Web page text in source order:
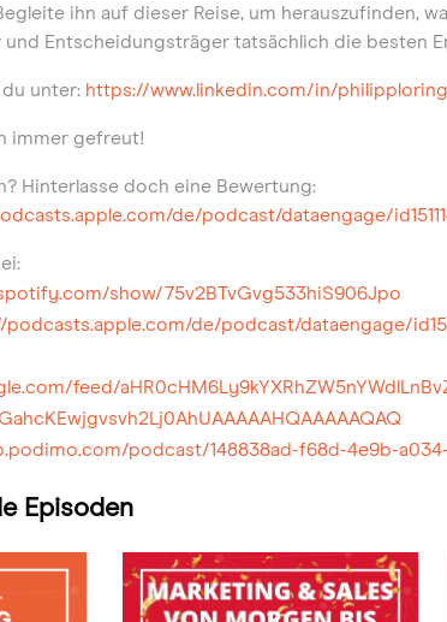
ihn auf dieser Reise, um herauszufinden,
und Entscheidungsträger tatsächlich die besten
unter: https://www.linkedin.com/in/
immer gefreut!
Hinterlasse doch eine Bewertung:
de/podcast/dataengage/
show/75v2BTvGvg533hiS906Jpo
podcasts.apple.com/de/podcast/dataengage/
feed/
podcast/148838ad-f68d-4e9b-
Episoden